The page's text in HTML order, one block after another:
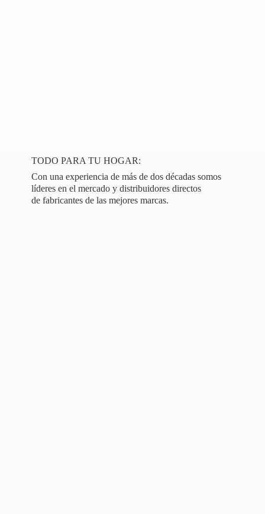
TODO PARA TU HOGAR:
Con una experiencia de más de dos décadas somos
líderes en el mercado y distribuidores directos
de fabricantes de las mejores marcas.